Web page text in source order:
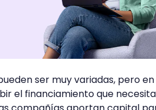
ser muy variadas, pero
el financiamiento que